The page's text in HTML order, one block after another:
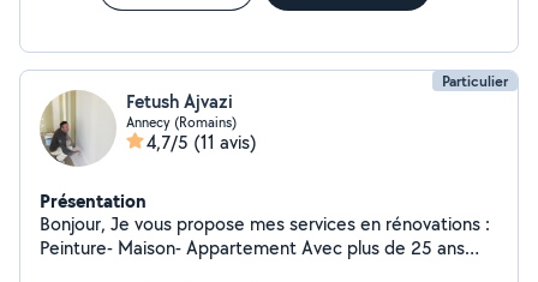
Particulier
Fetush Ajvazi
Annecy (Romains)
4,7/5 (11 avis)
Présentation
Bonjour, Je vous propose mes services en rénovations :
Peinture- Maison- Appartement Avec plus de 25 ans